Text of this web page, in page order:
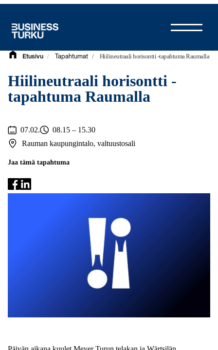
Etusivu / Tapahtumat / Hiilineutraali horisontti -tapahtuma Raumalla
Hiilineutraali horisontti -
tapahtuma Raumalla
07.02.
08.15 – 15.30
Rauman kaupungintalo, valtuustosali
Jaa tämä tapahtuma